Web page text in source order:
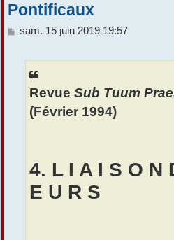
Pontificaux
M
sam. 15 juin 2019 19:57
Revue Sub Tuum
(Février 1994)
4. L I A I S O N
E U R S